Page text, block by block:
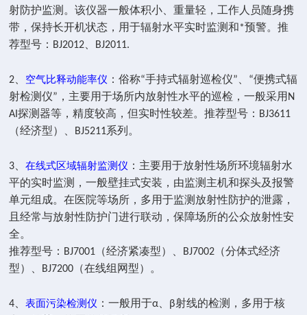
射防护监测。该仪器一般体积小、重量轻，工作人员随身携
带，保持长开机状态，用于辐射水平实时监测和*预警。推
荐型号：BJ2012、BJ2011.
2、 空气比释动能率仪 ：俗称“手持式辐射巡检仪”、“便携式辐
射检测仪”，主要用于场所内放射性水平的巡检，一般采用N
AI探测器等，精度较高，但实时性较差。推荐型号：BJ3611
（经济型）、BJ5211系列。
3、在线式区域辐射监测仪 ：主要用于放射性场所环境辐射水
平的实时监测，一般壁挂式安装，由监测主机和探头及报警
单元组成。在医院等场所，多用于监测放射性防护的泄露，
且经常与放射性防护门进行联动，保障场所的公众放射性安
全。
推荐型号：BJ7001（经济紧凑型）、BJ7002（分体式经济
型）、BJ7200（在线组网型）。
4、表面污染检测仪 ：一般用于α、β射线的检测，多用于核